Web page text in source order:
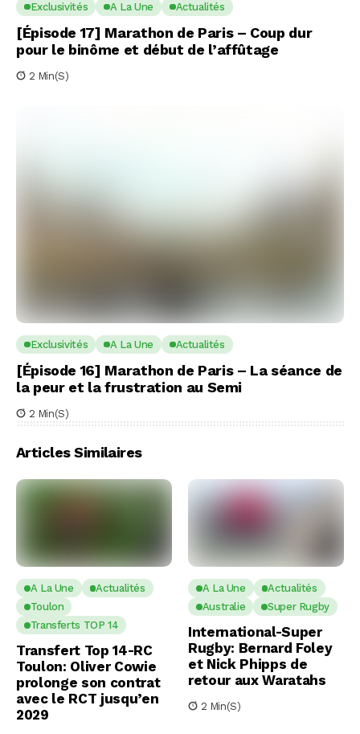
Exclusivités A La Une Actualités
[Épisode 17] Marathon de Paris – Coup dur
pour le binôme et début de l’affûtage
2 Min(s)
Exclusivités A La Une Actualités
[Épisode 16] Marathon de Paris – La séance de
la peur et la frustration au Semi
2 Min(s)
Articles Similaires
A La Une
Actualités
Toulon
Transferts TOP 14
Transfert Top 14-RC
Toulon: Oliver Cowie
prolonge son contrat
avec le RCT jusqu’en
2029
A La Une
Actualités
Australie
Super Rugby
International-Super
Rugby: Bernard Foley
et Nick Phipps de
retour aux Waratahs
2 Min(s)